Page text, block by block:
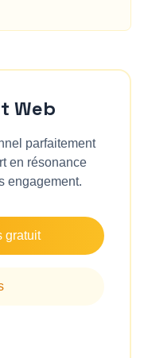
Web
parfaitement
en résonance
engagement.
gratuit